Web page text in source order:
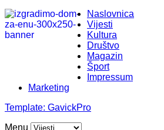
Naslovnica
Vijesti
Kultura
Društvo
Magazin
Šport
Impressum
Marketing
Template: GavickPro
Menu